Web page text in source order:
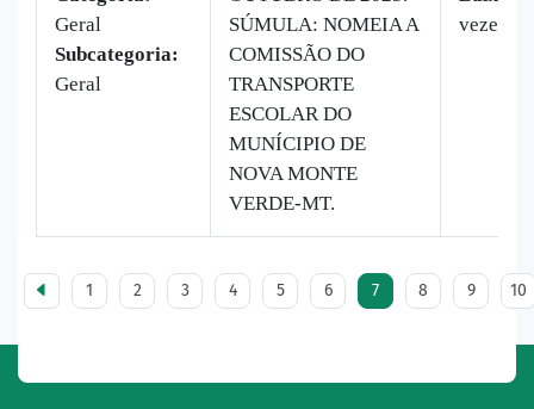
Geral
Subcategoria:
Geral
SÚMULA: NOMEIA A
COMISSÃO DO
TRANSPORTE
ESCOLAR DO
MUNÍCIPIO DE
NOVA MONTE
VERDE-MT.
vezes
1 2 3 4 5 6 7 8 9 10